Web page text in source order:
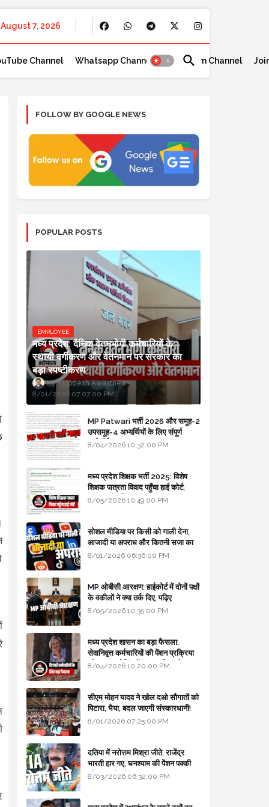
August 7, 2026
Channel Whatsapp Channel Telegram Channel
FOLLOW BY GOOGLE NEWS
POPULAR POSTS
EMPLOYEE
मध्य प्रदेश: दैनिक वेतनभोगी कर्मचारियों के
स्थायी वर्गीकरण और वेतनमान पर सरकार का
बड़ा स्पष्टीकरण
Updesh Awasthee
8/01/2026 07:07:00 PM
MP Patwari भर्ती 2026 और समूह-2
उपसमूह-4 अभ्यर्थियों के लिए संपूर्ण
मार्गदर्शिका
8/04/2026 10:32:00 PM
मध्य प्रदेश शिक्षक भर्ती 2025: विशेष
शिक्षक पात्रता विवाद पहुँचा हाई कोर्ट;
सरकार से माँगा जवाब
8/05/2026 10:49:00 PM
सोशल मीडिया पर किसी को गाली देना,
आजादी या अपराध और कितनी सजा का
प्रावधान - free legal advice
8/01/2026 06:36:00 PM
MP ओबीसी आरक्षण: हाईकोर्ट में दोनों पक्षों
के वकीलों ने क्या तर्क दिए, पढ़िए
8/05/2026 10:35:00 PM
मध्य प्रदेश शासन का बड़ा फैसला:
सेवानिवृत्त कर्मचारियों की पेंशन प्रक्रिया
और बजट कोडिंग में हुए क्रांतिकारी
8/04/2026 10:20:00 PM
सीएम मोहन यादव ने खोल दओ सौगातों को
पिटारा, भैया, बदल जाएगी संस्कारधानी!
8/01/2026 07:25:00 PM
दतिया में नरोत्तम मिश्रा जीते, राजेंद्र
भारती हार गए, घनश्याम की पेंशन पक्की
और आशुतोष बैक टू...
8/03/2026 06:32:00 PM